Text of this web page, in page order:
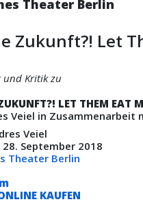
Theater Berlin
Zukunft?! Let
und Kritik zu
LET THEM EAT
Veiel in Zusammenarbeit
Veiel
September 2018
Theater Berlin
KAUFEN